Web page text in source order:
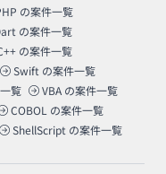
の案件一覧
の案件一覧
の案件一覧
Swift の案件一覧
覧 VBA の案件一覧
COBOL の案件一覧
ShellScript の案件一覧